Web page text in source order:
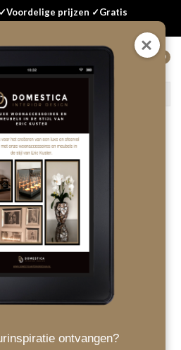
prijzen ✓Gratis
Opale
ontvangen?